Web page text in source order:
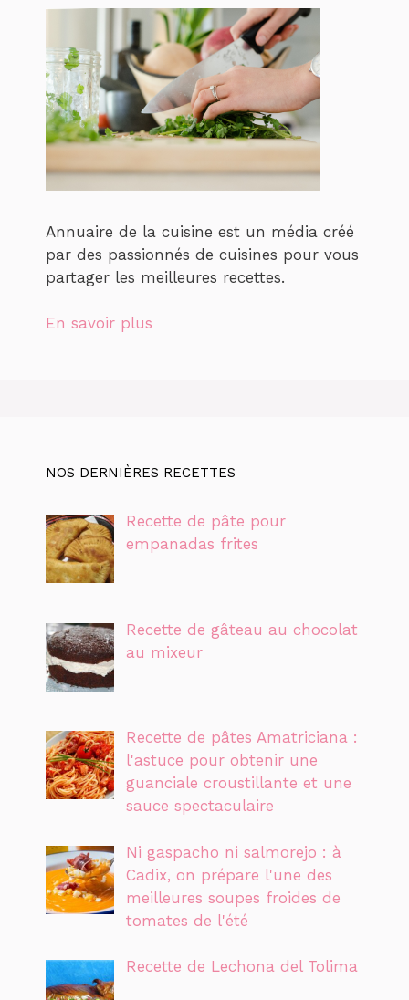
Annuaire de la cuisine est un média créé
par des passionnés de cuisines pour vous
partager les meilleures recettes.
En savoir plus
NOS DERNIÈRES RECETTES
Recette de pâte pour
empanadas frites
Recette de gâteau au chocolat
au mixeur
Recette de pâtes Amatriciana :
l'astuce pour obtenir une
guanciale croustillante et une
sauce spectaculaire
Ni gaspacho ni salmorejo : à
Cadix, on prépare l'une des
meilleures soupes froides de
tomates de l'été
Recette de Lechona del Tolima